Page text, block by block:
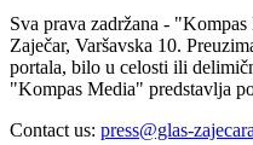
Sva prava zadržana -
Zaječar, Varšavska 10.
portala, bilo u celosti ili
"Kompas Media" predstavlja
Contact us: press@glas-